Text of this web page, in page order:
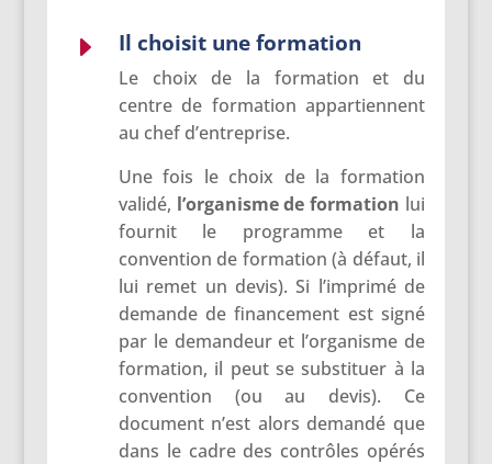
E Il choisit une formation
Le choix de la formation et du
centre de formation appartiennent
au chef d’entreprise.
Une fois le choix de la formation
validé, l’organisme de formation lui
fournit le programme et la
convention de formation (à défaut, il
lui remet un devis). Si l’imprimé de
demande de financement est signé
par le demandeur et l’organisme de
formation, il peut se substituer à la
convention (ou au devis). Ce
document n’est alors demandé que
dans le cadre des contrôles opérés